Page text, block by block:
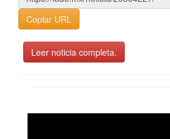
Copiar URL
Leer noticia completa.